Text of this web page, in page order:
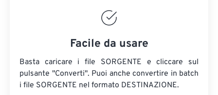
Facile da usare
Basta caricare i file SORGENTE e cliccare sul
pulsante "Converti". Puoi anche convertire in batch
i file SORGENTE nel formato DESTINAZIONE.